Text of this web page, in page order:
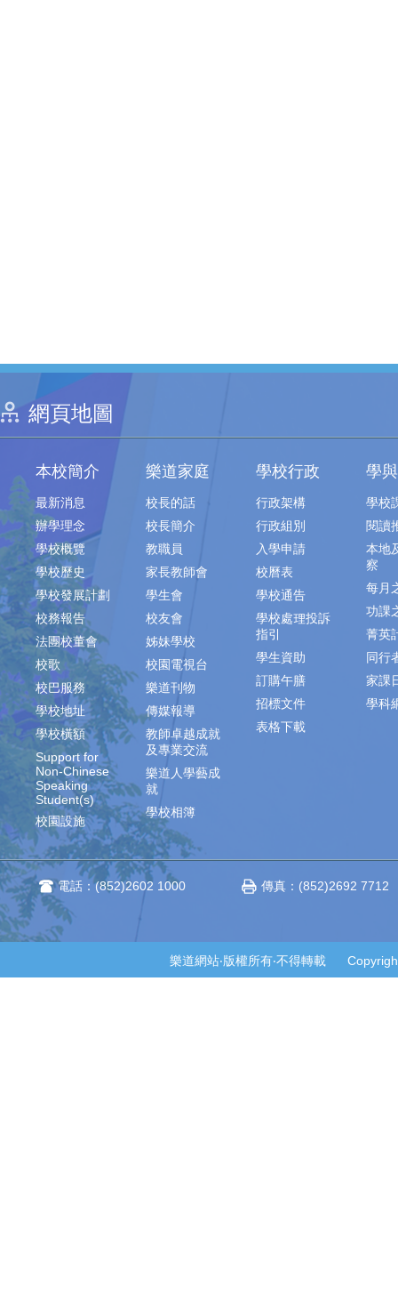
網頁地圖
本校簡介
最新消息
辦學理念
學校概覽
學校歷史
學校發展計劃
校務報告
法團校董會
校歌
校巴服務
學校地址
學校橫額
Support for
Non-Chinese
Speaking
Student(s)
校園設施
樂道家庭
校長的話
校長簡介
教職員
家長教師會
學生會
校友會
姊妹學校
校園電視台
樂道刊物
傳媒報導
教師卓越成就
及專業交流
樂道人學藝成
就
學校相簿
學校行政
行政架構
行政組別
入學申請
校曆表
學校通告
學校處理投訴
指引
學生資助
訂購午膳
招標文件
表格下載
學
學校
閱讀
本地
察
每月
功課
菁英
同行
家課
學科
電話：(852)2602 1000 傳真：(852)2692 7712
樂道網站‧版權所有‧不得轉載